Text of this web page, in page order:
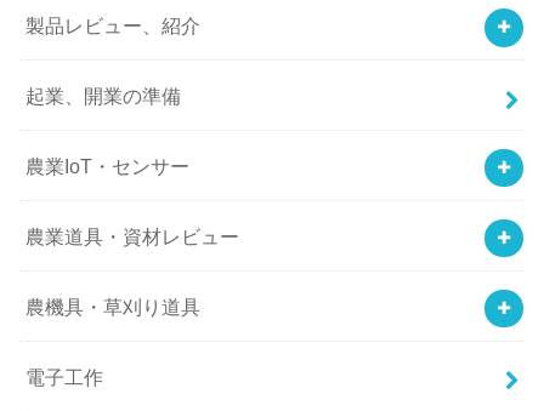
製品レビュー、紹介
起業、開業の準備
農業IoT・センサー
農業道具・資材レビュー
農機具・草刈り道具
電子工作